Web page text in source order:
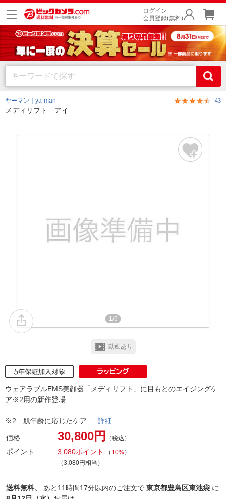
ログイン
会員登録(無料)
ヤーマン｜ya-man 43
メディリフト アイ
1/5
動画あり
ウェアラブルEMS美顔器「メディリフト」に目もとのエイジングケ
ア※2用の新作登場
※2 肌年齢に応じたケア 詳細
価格 30,800円 （税込）
ポイント 3,080ポイント （ 10%）
（3,080円相当）
送料無料、 あと 11時間17分以内のご注文で 東京都豊島区東池袋 に